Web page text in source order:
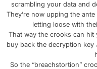
scrambling your data and
They’re now upping the
letting loose with
That way the crooks can
buy back the decryption key
So the “breachstortion”